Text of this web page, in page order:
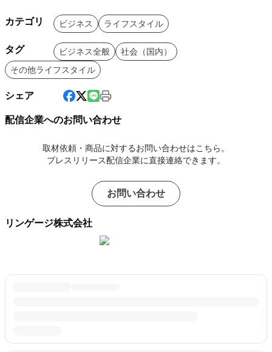
カテゴリ ビジネス ライフスタイル
タグ ビジネス全般
社会（国内）
その他ライフスタイル
シェア
配信企業へのお問い合わせ
取材依頼・商品に対するお問い合わせはこちら。
プレスリリース配信企業に直接連絡できます。
お問い合わせ
リンゲージ株式会社